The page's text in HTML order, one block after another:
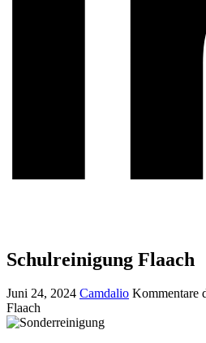
Schulreinigung Flaach
Juni 24, 2024 Camdalio Kommentare
Flaach